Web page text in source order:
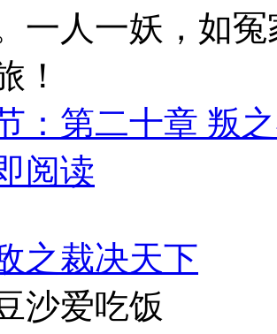
一人一妖，如
！
：第二十章 叛
阅读
之裁决天下
沙爱吃饭